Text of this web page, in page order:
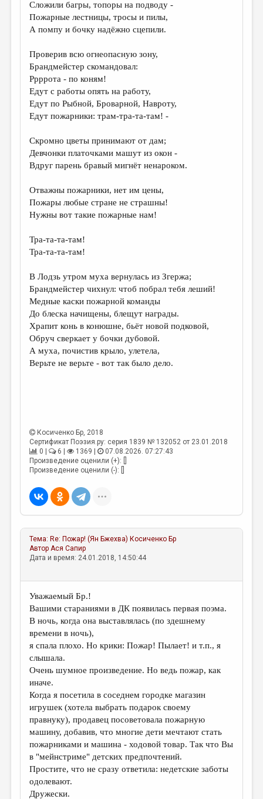
Сложили багры, топоры на подводу -
Пожарные лестницы, тросы и пилы,
А помпу и бочку надёжно сцепили.
Проверив всю огнеопасную зону,
Брандмейстер скомандовал:
Ррррота - по коням!
Едут с работы опять на работу,
Едут по Рыбной, Броварной, Навроту,
Едут пожарники: трам-тра-та-там! -
Скромно цветы принимают от дам;
Девчонки платочками машут из окон -
Вдруг парень бравый мигнёт ненароком.
Отважны пожарники, нет им цены,
Пожары любые стране не страшны!
Нужны вот такие пожарные нам!
Тра-та-та-там!
Тра-та-та-там!
В Лодзь утром муха вернулась из Згержа;
Брандмейстер чихнул: чтоб побрал тебя леший!
Медные каски пожарной команды
До блеска начищены, блещут награды.
Храпит конь в конюшне, бьёт новой подковой,
Обруч сверкает у бочки дубовой.
А муха, почистив крыло, улетела,
Верьте не верьте - вот так было дело.
Косиченко Бр, 2018
Сертификат Поэзия.ру: серия 1839 № 132052 от 23.01.2018
0 |
6 | 1369 |
07.08.2026. 07:27:43
Произведение оценили (+): []
Произведение оценили (-): []
Тема: Re: Пожар! (Ян Бжехва) Косиченко Бр
АвторАся Сапир
Дата и время: 24.01.2018, 14:50:44
Уважаемый Бр.!
Вашими стараниями в ДК появилась первая поэма.
В ночь, когда она выставлялась (по здешнему
времени в ночь),
я спала плохо. Но крики: Пожар! Пылает! и т.п., я
слышала.
Очень шумное произведение. Но ведь пожар, как
иначе.
Когда я посетила в соседнем городке магазин
игрушек (хотела выбрать подарок своему
правнуку), продавец посоветовала пожарную
машину, добавив, что многие дети мечтают стать
пожарниками и машина - ходовой товар. Так что Вы
в "мейнстриме" детских предпочтений.
Простите, что не сразу ответила: недетские заботы
одолевают.
Дружески.